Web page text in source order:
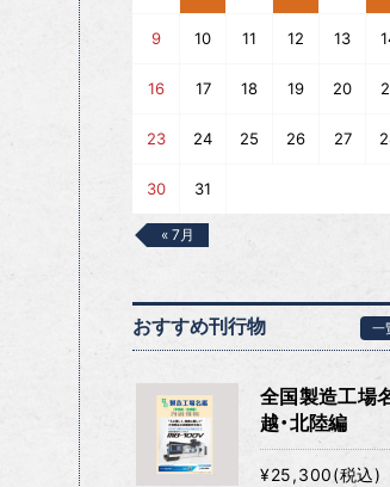
9 10 11 12 13
16 17 18 19 20
23 24 25 26 27
30 31
« 7月
おすすめ刊行物 一
全国製造工場
越・北陸編
¥25,300(税込)